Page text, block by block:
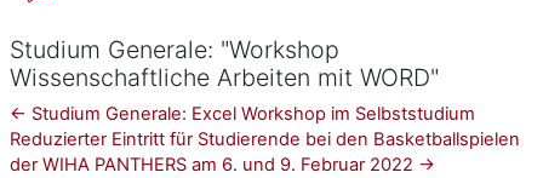
Studium Generale: "Workshop
Wissenschaftliche Arbeiten mit WORD"
← Studium Generale: Excel Workshop im Selbststudium
Reduzierter Eintritt für Studierende bei den Basketballspielen
der WIHA PANTHERS am 6. und 9. Februar 2022 →